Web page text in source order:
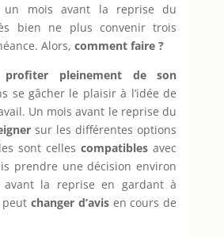
mois avant la reprise du
bien ne plus convenir trois
Alors, comment faire ?
profiter pleinement de son
se gâcher le plaisir à l’idée de
Un mois avant le reprise du
sur les différentes options
sont cellescompatibles avec
prendre une décision environ
avant la reprise en gardant à
peut changer d’avisen cours de